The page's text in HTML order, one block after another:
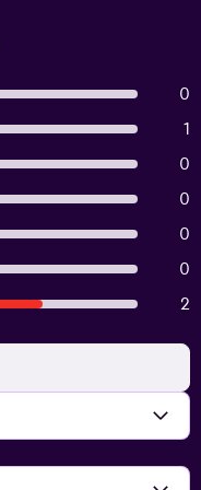
0
1
0
0
0
0
2